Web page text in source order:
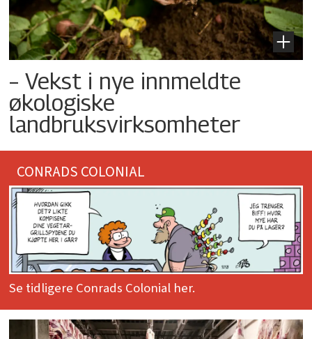
– Vekst i nye innmeldte
økologiske
landbruksvirksomheter
CONRADS COLONIAL
Se tidligere Conrads Colonial her.